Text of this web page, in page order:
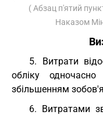
( Абзац п'ятий
Наказом
5. Витрати
обліку
збільшенням
6. Витратами